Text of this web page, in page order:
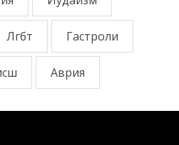
Лгбт Гастроли
Аврия